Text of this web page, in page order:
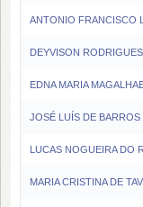
ANTONIO FRANCISCO
DEYVISON
EDNA MARIA
JOSÉ LUÍS DE BARROS
LUCAS NOGUEIRA DO
MARIA CRISTINA DE